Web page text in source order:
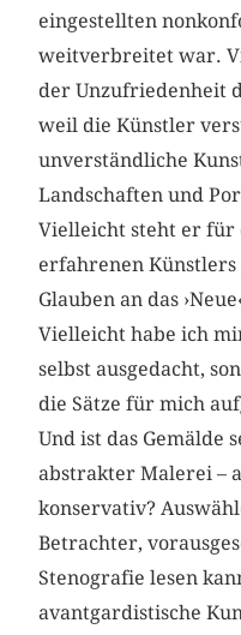
eingestellten
weitverbreitet war.
der Unzufriedenheit
weil die Künstler
unverständliche
Landschaften und
Vielleicht steht er für
erfahrenen
Glauben an das
Vielleicht habe ich
selbst ausgedacht,
die Sätze für mich
Und ist das Gemälde
abstrakter Malerei –
konservativ?
Betrachter,
Stenografie lesen
avantgardistische